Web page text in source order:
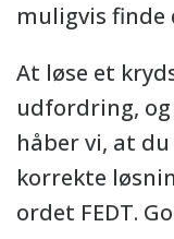
muligvis finde
At løse et
udfordring,
håber vi, at
korrekte
ordet FEDT.